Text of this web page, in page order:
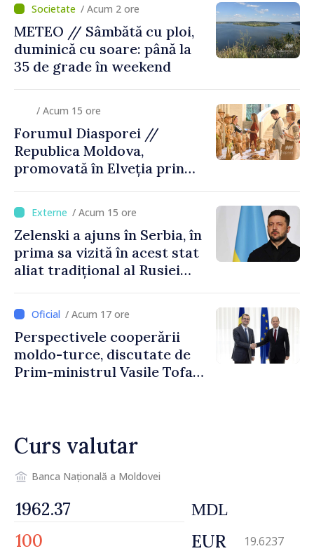
/ Acum 2 ore
METEO // Sâmbătă cu ploi,
duminică cu soare: până la
35 de grade în weekend
/ Acum 15 ore
Forumul Diasporei //
Republica Moldova,
promovată în Elveția prin
exporturi
/ Acum 15 ore
Zelenski a ajuns în Serbia, în
prima sa vizită în acest stat
aliat tradițional al Rusiei
/ Acum 17 ore
Perspectivele cooperării
moldo-turce, discutate de
Prim-ministrul Vasile Tofan
Curs valutar
Banca Națională a Moldovei
MDL
EUR 19.6237